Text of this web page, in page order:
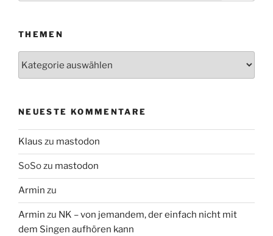
THEMEN
NEUESTE KOMMENTARE
Klaus zu mastodon
SoSozu mastodon
Armin zu
Armin zu NK – von jemandem, der einfach nicht mit
dem Singen aufhören kann